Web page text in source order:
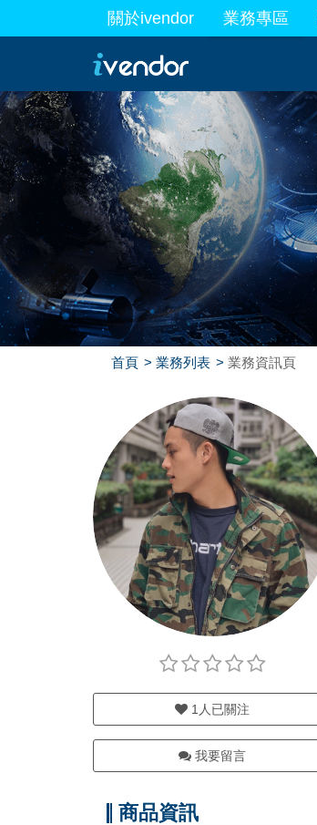
關於ivendor 業務專區
最新業務
首頁 業務列表 業務資訊頁
1 人已關注
我要留言
商品資訊